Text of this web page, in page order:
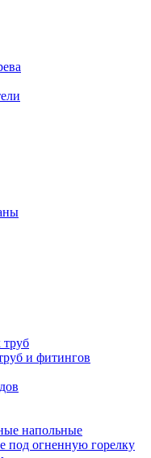
труб
и фитингов
напольные
под огненную горелку